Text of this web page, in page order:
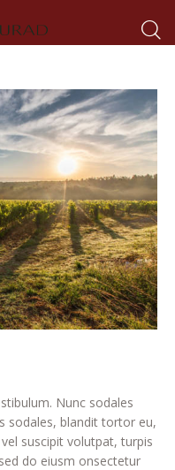
Nunc sodales
sodales, blandit tortor eu,
suscipit volutpat, turpis
do eiusm onsectetur